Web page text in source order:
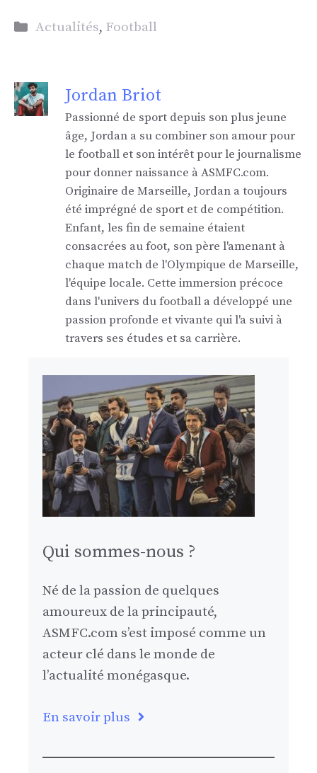
Catégories
Actualités, Football
Jordan Briot
Passionné de sport depuis son plus jeune
âge, Jordan a su combiner son amour pour
le football et son intérêt pour le journalisme
pour donner naissance à ASMFC.com.
Originaire de Marseille, Jordan a toujours
été imprégné de sport et de compétition.
Enfant, les fin de semaine étaient
consacrées au foot, son père l'amenant à
chaque match de l'Olympique de Marseille,
l'équipe locale. Cette immersion précoce
dans l'univers du football a développé une
passion profonde et vivante qui l'a suivi à
travers ses études et sa carrière.
Qui sommes-nous ?
Né de la passion de quelques
amoureux de la principauté,
ASMFC.com s’est imposé comme un
acteur clé dans le monde de
l’actualité monégasque.
En savoir plus